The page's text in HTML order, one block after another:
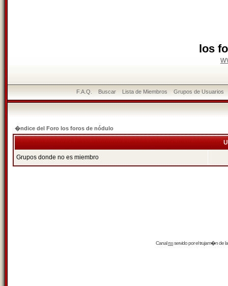
los
F.A.Q. Buscar Lista de Miembros Grupos de Usuarios
�ndice del Foro los foros de nódulo
Grupos donde no es miembro
Canalrssservido por eltrujam�nde